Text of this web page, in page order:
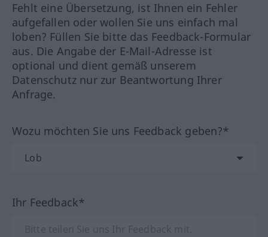
Fehlt eine Übersetzung, ist Ihnen ein Fehler
aufgefallen oder wollen Sie uns einfach mal
loben? Füllen Sie bitte das Feedback-Formular
aus. Die Angabe der E-Mail-Adresse ist
optional und dient gemäß unserem
Datenschutz nur zur Beantwortung Ihrer
Anfrage.
Wozu möchten Sie uns Feedback geben?*
Ihr Feedback*